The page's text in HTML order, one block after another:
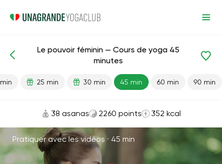
Sexe
Le pouvoir féminin — Cours de yoga 45
minutes
25 min 30 min 45 min 60 min 90 min
38 asanas 2260 points 352 kcal
Pratiquer avec les vidéos · 45 min